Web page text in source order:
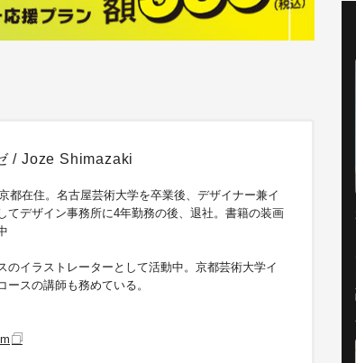
/ Joze Shimazaki
都在住。名古屋芸術大学を卒業後、デザイナー兼イ
てデザイン事務所に4年勤務の後、退社。書籍の装画
のイラストレーターとして活動中。京都芸術大学イ
ースの講師も務めている。